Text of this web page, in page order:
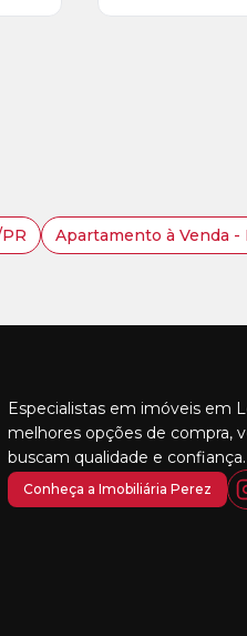
Apartamento à Venda -
Especialistas em imóveis em
melhores opções de compra,
buscam qualidade e confiança.
Conheça a Imobiliária Perez